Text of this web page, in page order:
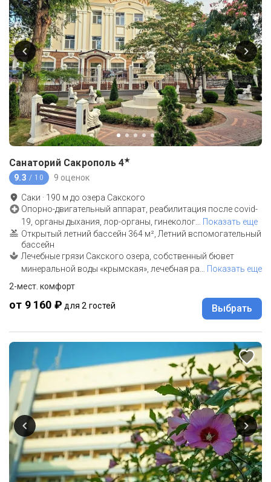
Санаторий Сакрополь 4★
9.3 / 10 9 оценок
Саки · 190 м до озера Сакского
Опорно-двигательный аппарат, реабилитация после covid-
19, органы дыхания, лор-органы, гинеколог
Показать еще
Открытый летний бассейн 364 м², Летний вспомогательный
бассейн
Лечебные грязи Сакского озера, собственный бювет
минеральной воды «крымская», лечебная ра
Показать еще
2-мест. комфорт
от 9 160 ₽ для 2 гостей Выбрать